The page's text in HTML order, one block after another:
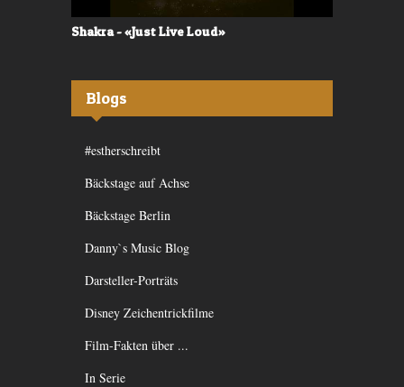
Shakra - «Just Live Loud»
Blogs
#estherschreibt
Bäckstage auf Achse
Bäckstage Berlin
Danny`s Music Blog
Darsteller-Porträts
Disney Zeichentrickfilme
Film-Fakten über ...
In Serie